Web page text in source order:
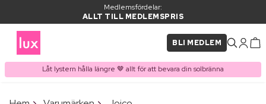
Medlemsfördelar:
ALLT TILL MEDLEMSPRIS
BLI MEDLEM
Låt lystern hålla längre 🤎 allt för att bevara din solbränna